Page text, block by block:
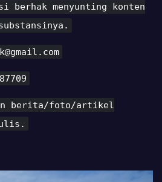
menyunting konten
berita/foto/artikel